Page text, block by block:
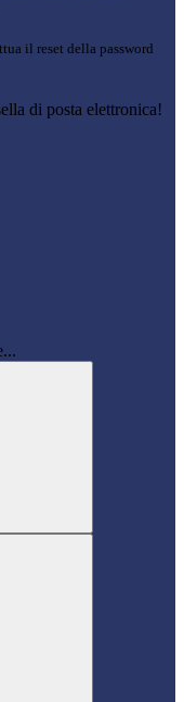
il reset della password
di posta elettronica!